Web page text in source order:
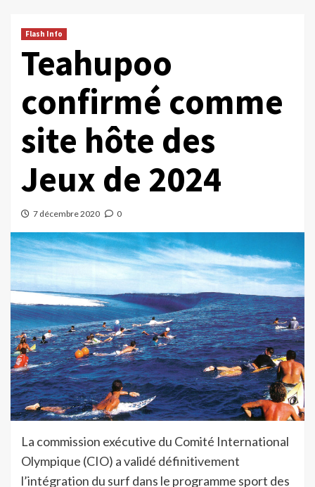
Flash Info
Teahupoo
confirmé comme
site hôte des
Jeux de 2024
7 décembre 2020 0
La commission exécutive du Comité International
Olympique (CIO) a validé définitivement
l’intégration du surf dans le programme sport des